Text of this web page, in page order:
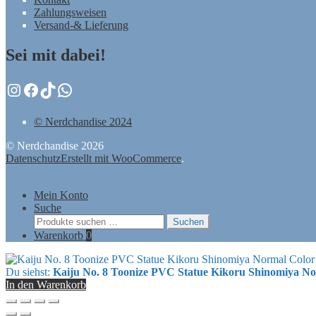
Zahlungsweisen
Versand-& Lieferung
Sei mit dabei!
Instagram
Facebook
TikTok
WhatsApp
© Nerdchandise 2024
© Nerdchandise 2026
DatenschutzErstellt mit WooCommerce.
Mein Konto
Suche
Suchen
nach:
Suchen
Warenkorb 0
Du siehst: Kaiju No. 8 Toonize PVC Statue Kikoru Shinomiya
In den Warenkorb